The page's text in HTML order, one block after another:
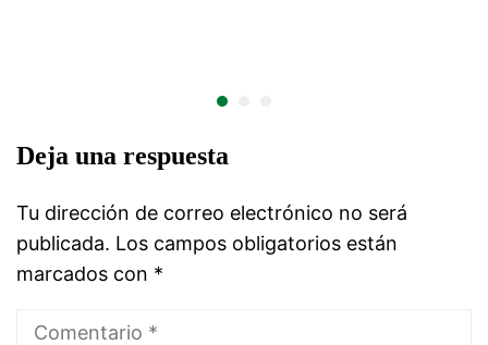
Deja una respuesta
Tu dirección de correo electrónico no será
publicada. Los campos obligatorios están
marcados con *